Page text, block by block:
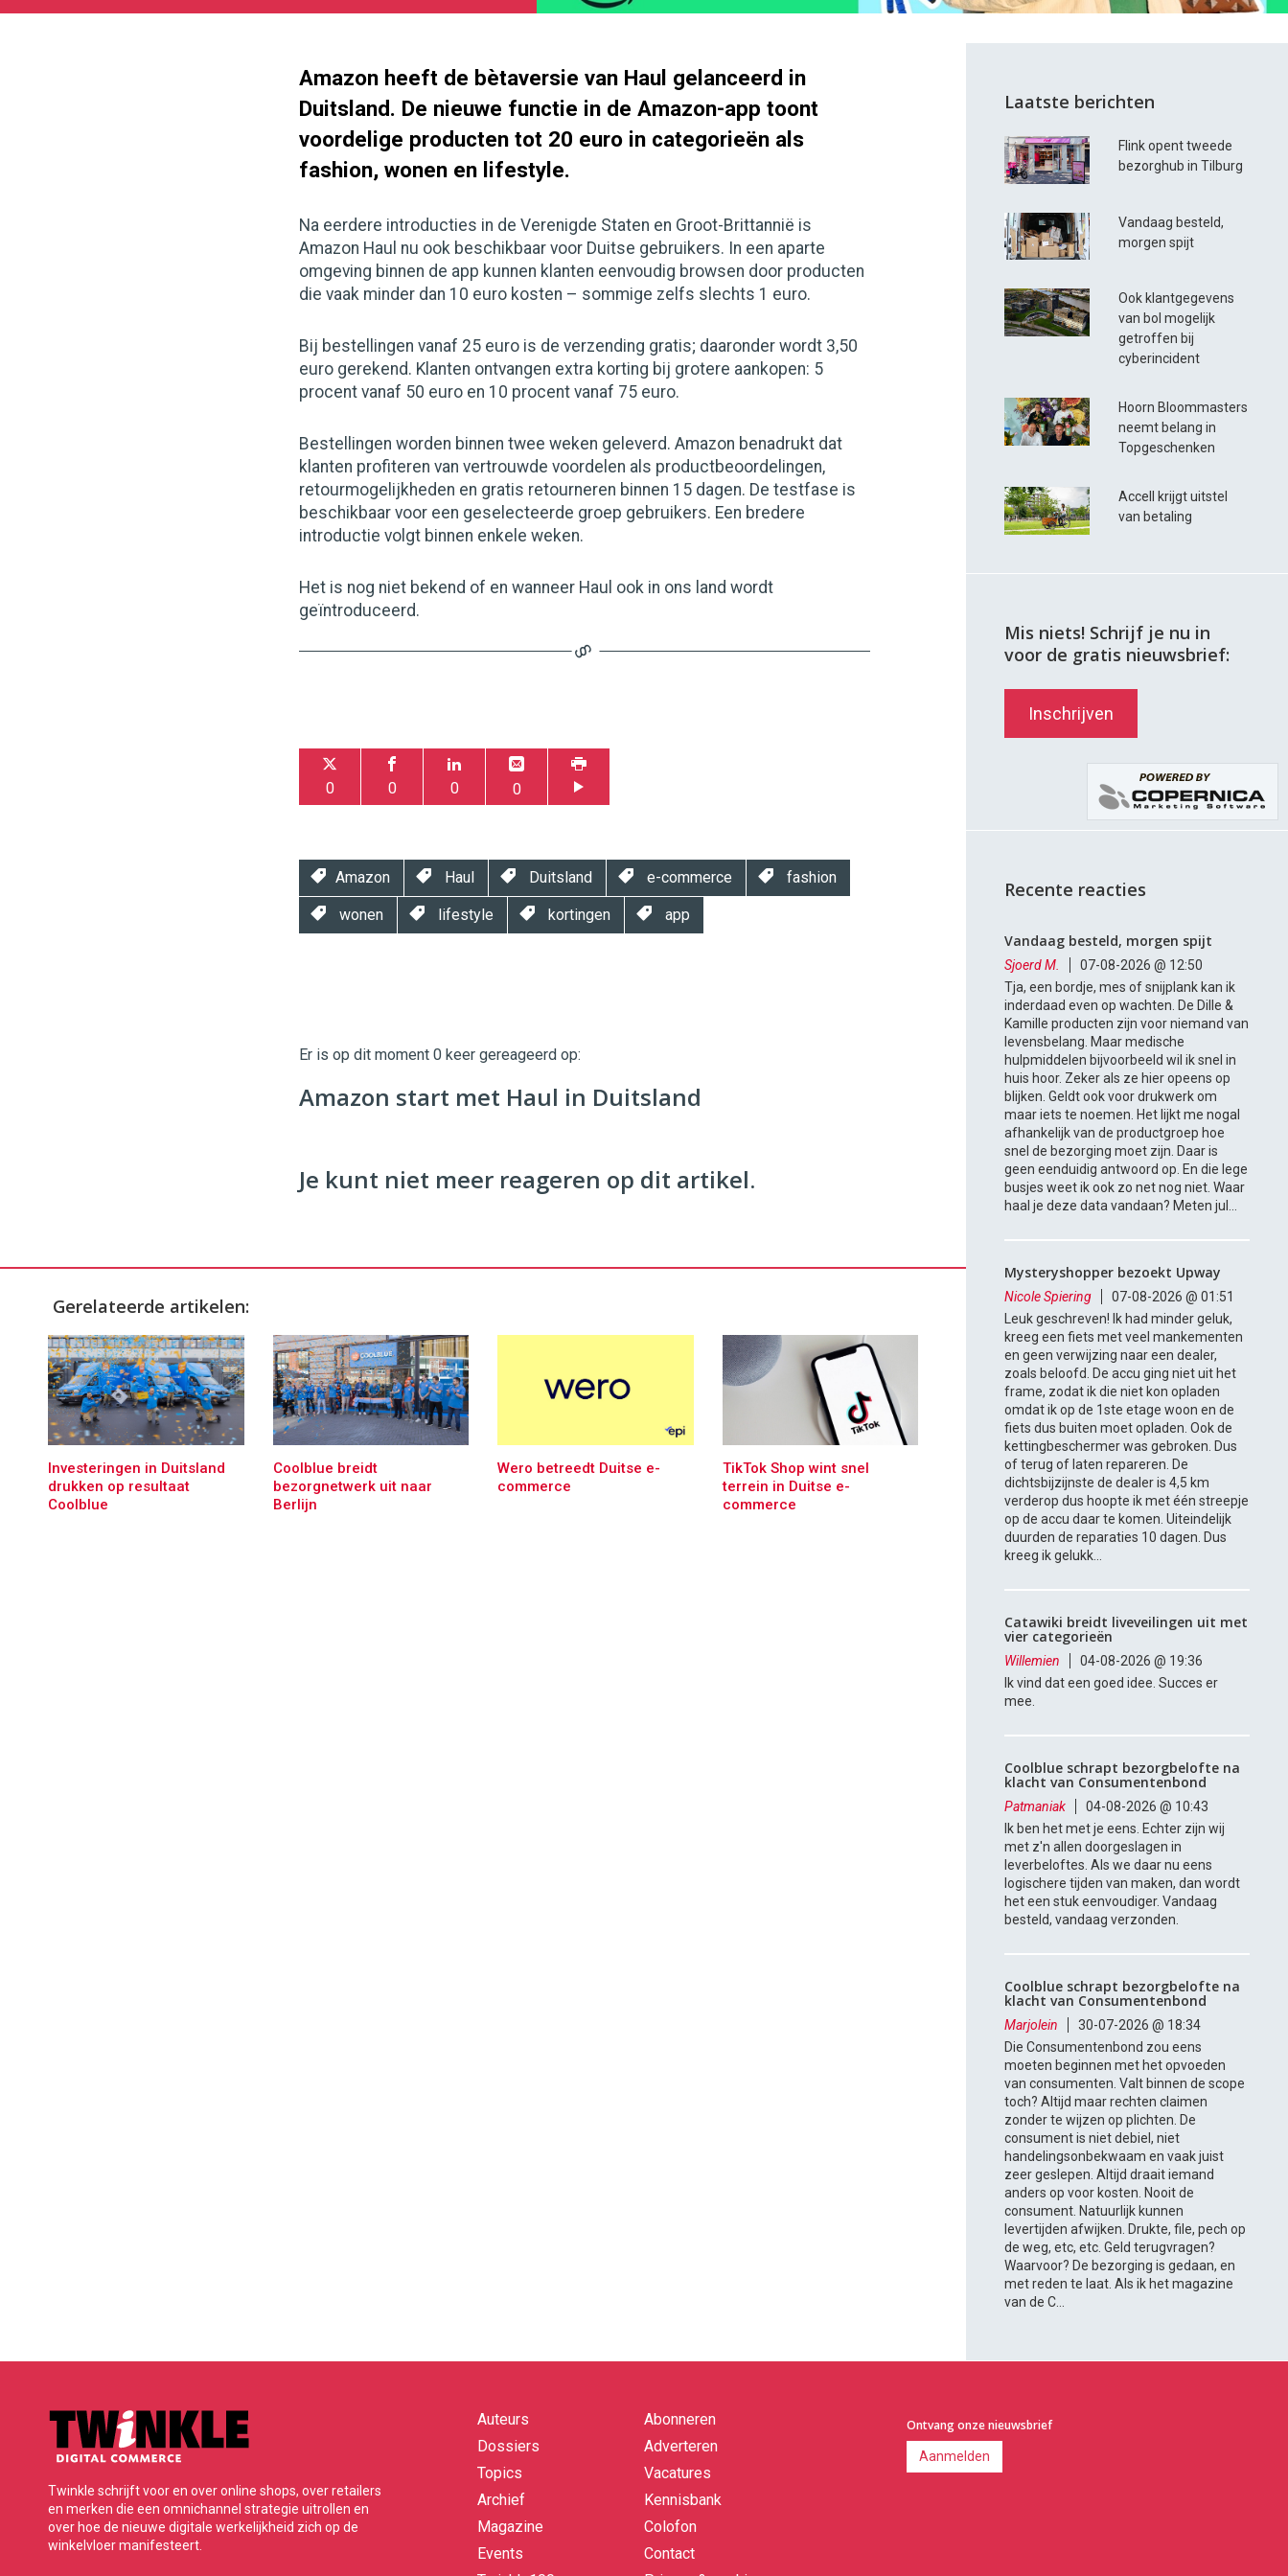
06-
Amazon heeft de bètaversie van Haul gelanceerd in
Duitsland. De nieuwe functie in de Amazon-app toont
voordelige producten tot 20 euro in categorieën als
fashion, wonen en lifestyle.
Na eerdere introducties in de Verenigde Staten en Groot-Brittannië is
Amazon Haul nu ook beschikbaar voor Duitse gebruikers. In een aparte
omgeving binnen de app kunnen klanten eenvoudig browsen door producten
die vaak minder dan 10 euro kosten – sommige zelfs slechts 1 euro.
Bij bestellingen vanaf 25 euro is de verzending gratis; daaronder wordt 3,50
euro gerekend. Klanten ontvangen extra korting bij grotere aankopen: 5
procent vanaf 50 euro en 10 procent vanaf 75 euro.
Bestellingen worden binnen twee weken geleverd. Amazon benadrukt dat
klanten profiteren van vertrouwde voordelen als productbeoordelingen,
retourmogelijkheden en gratis retourneren binnen 15 dagen. De testfase is
beschikbaar voor een geselecteerde groep gebruikers. Een bredere
introductie volgt binnen enkele weken.
Het is nog niet bekend of en wanneer Haul ook in ons land wordt
geïntroduceerd.
0 0 0 0
Amazon Haul Duitsland e-commerce fashion
wonen lifestyle kortingen app
Digital
9654
Er is op dit moment 0 keer gereageerd op:
Amazon start met Haul in Duitsland
Je kunt niet meer reageren op dit artikel.
Gerelateerde artikelen:
Investeringen in Duitsland
drukken op resultaat
Coolblue
Coolblue breidt
bezorgnetwerk uit naar
Berlijn
Wero betreedt Duitse e-
commerce
TikTok Shop wint snel
terrein in Duitse e-
commerce
Laatste berichten
Flink opent tweede
bezorghub in Tilburg
Vandaag besteld,
morgen spijt
Ook klantgegevens
van bol mogelijk
getroffen bij
cyberincident
Hoorn Bloommasters
neemt belang in
Topgeschenken
Accell krijgt uitstel
van betaling
Mis niets! Schrijf je nu in
voor de gratis nieuwsbrief:
Inschrijven
Recente reacties
Vandaag besteld, morgen spijt
Sjoerd M.
07-08-2026 @ 12:50
Tja, een bordje, mes of snijplank kan ik
inderdaad even op wachten. De Dille &
Kamille producten zijn voor niemand van
levensbelang. Maar medische
hulpmiddelen bijvoorbeeld wil ik snel in
huis hoor. Zeker als ze hier opeens op
blijken. Geldt ook voor drukwerk om
maar iets te noemen. Het lijkt me nogal
afhankelijk van de productgroep hoe
snel de bezorging moet zijn. Daar is
geen eenduidig antwoord op. En die lege
busjes weet ik ook zo net nog niet. Waar
haal je deze data vandaan? Meten jul...
Mysteryshopper bezoekt Upway
Nicole Spiering
07-08-2026 @ 01:51
Leuk geschreven! Ik had minder geluk,
kreeg een fiets met veel mankementen
en geen verwijzing naar een dealer,
zoals beloofd. De accu ging niet uit het
frame, zodat ik die niet kon opladen
omdat ik op de 1ste etage woon en de
fiets dus buiten moet opladen. Ook de
kettingbeschermer was gebroken. Dus
of terug of laten repareren. De
dichtsbijzijnste de dealer is 4,5 km
verderop dus hoopte ik met één streepje
op de accu daar te komen. Uiteindelijk
duurden de reparaties 10 dagen. Dus
kreeg ik gelukk...
Catawiki breidt liveveilingen uit met
vier categorieën
Willemien
04-08-2026 @ 19:36
Ik vind dat een goed idee. Succes er
mee.
Coolblue schrapt bezorgbelofte na
klacht van Consumentenbond
Patmaniak
04-08-2026 @ 10:43
Ik ben het met je eens. Echter zijn wij
met z'n allen doorgeslagen in
leverbeloftes. Als we daar nu eens
logischere tijden van maken, dan wordt
het een stuk eenvoudiger. Vandaag
besteld, vandaag verzonden.
Coolblue schrapt bezorgbelofte na
klacht van Consumentenbond
Marjolein
30-07-2026 @ 18:34
Die Consumentenbond zou eens
moeten beginnen met het opvoeden
van consumenten. Valt binnen de scope
toch? Altijd maar rechten claimen
zonder te wijzen op plichten. De
consument is niet debiel, niet
handelingsonbekwaam en vaak juist
zeer geslepen. Altijd draait iemand
anders op voor kosten. Nooit de
consument. Natuurlijk kunnen
levertijden afwijken. Drukte, file, pech op
de weg, etc, etc. Geld terugvragen?
Waarvoor? De bezorging is gedaan, en
met reden te laat. Als ik het magazine
van de C...
Twinkle schrijft voor en over online shops, over retailers
en merken die een omnichannel strategie uitrollen en
over hoe de nieuwe digitale werkelijkheid zich op de
winkelvloer manifesteert.
Quick
links
Auteurs
Dossiers
Topics
Archief
Magazine
Events
Abonneren
Adverteren
Vacatures
Kennisbank
Colofon
Contact
Ontvang onze nieuwsbrief
Aanmelden